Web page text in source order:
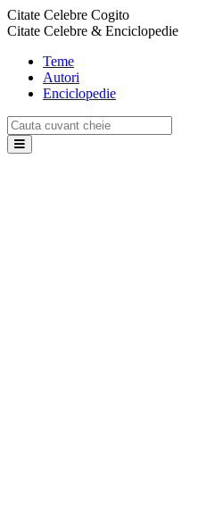
Citate Celebre Cogito
Citate Celebre & Enciclopedie
Teme
Autori
Enciclopedie